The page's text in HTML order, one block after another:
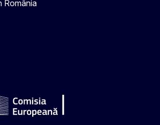
România